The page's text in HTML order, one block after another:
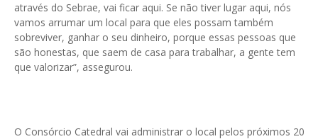
através do Sebrae, vai ficar aqui. Se não tiver lugar aqui, nós
vamos arrumar um local para que eles possam também
sobreviver, ganhar o seu dinheiro, porque essas pessoas que
são honestas, que saem de casa para trabalhar, a gente tem
que valorizar”, assegurou.
O Consórcio Catedral vai administrar o local pelos próximos 20